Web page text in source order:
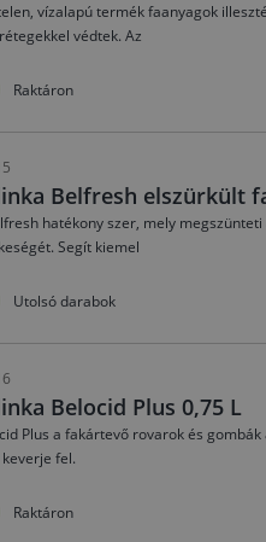
vízalapú termék faanyagok
védtek. Az
Raktáron
Belfresh elszürkült
hatékony szer, mely
Segít kiemel
Utolsó darabok
Belocid Plus 0,75 L
Plus a fakártevő rovarok és
fel.
Raktáron